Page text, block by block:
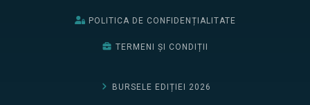
POLITICA DE CONFIDENȚIALITATE
TERMENI ȘI CONDIȚII
BURSELE EDIȚIEI 2026